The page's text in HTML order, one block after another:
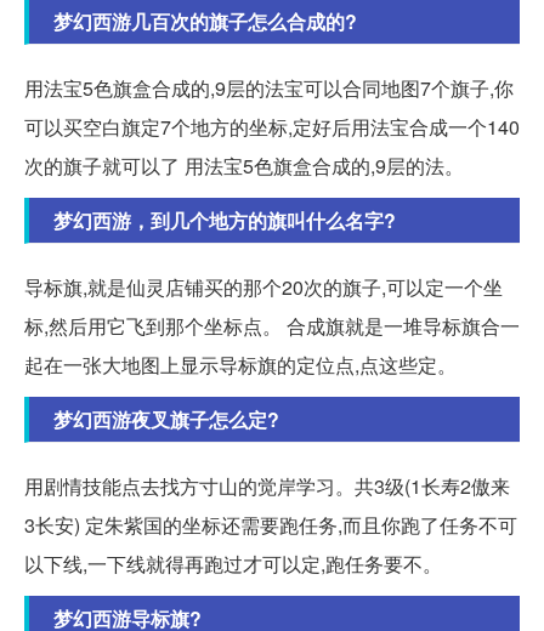
梦幻西游几百次的旗子怎么合成的?
用法宝5色旗盒合成的,9层的法宝可以合同地图7个旗子,你
可以买空白旗定7个地方的坐标,定好后用法宝合成一个140
次的旗子就可以了 用法宝5色旗盒合成的,9层的法。
梦幻西游，到几个地方的旗叫什么名字?
导标旗,就是仙灵店铺买的那个20次的旗子,可以定一个坐
标,然后用它飞到那个坐标点。 合成旗就是一堆导标旗合一
起在一张大地图上显示导标旗的定位点,点这些定。
梦幻西游夜叉旗子怎么定?
用剧情技能点去找方寸山的觉岸学习。共3级(1长寿2傲来
3长安) 定朱紫国的坐标还需要跑任务,而且你跑了任务不可
以下线,一下线就得再跑过才可以定,跑任务要不。
梦幻西游导标旗?